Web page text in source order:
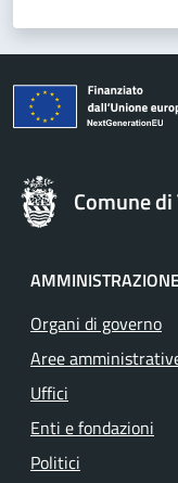
Comune
Organi di governo
Aree
Uffici
Enti e fondazioni
Politici